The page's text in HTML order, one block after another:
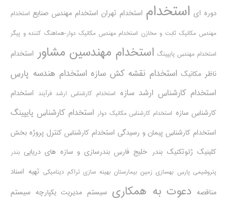
دوره ای استخدام استخدام تهران استخدام مهندس صنایع استخدام
مهندس مکانیک ثابت و مخازن استخدام مهندس مکانیک دوار-هماهنگ کننده و پیگر
استخدام مهندس پایپینگ استخدام مهندسین مشاور استخدام
ناظر مکانیک استخدام نقشه کش سازه استخدام هندسه پارس
استخدام کارشناس ارشد سازه استخدام کارشناس ارشد فرآیند استخدام
کارشناس سازه استخدام کارشناس مکانیک دوار استخدام کارشناس پایپینگ
استخدام کارشناس پیمان و رسیدگی استخدام کارشناس کنترل پروژه بخش
کلینیک ژئوتکنیک بندر خلیج فارس بندرسازی و سازه های دریایی بندر
پتروشیمی پارس بهسازی زمین بیمارستان بهینه سازی تراکم دینامیکی تهیه اسناد
مناقصه دعوت به همکاری سیستم مدیریت یکپارچه سیستم